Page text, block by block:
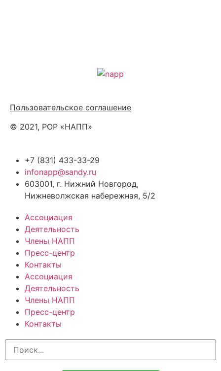
Пользовательское соглашение
© 2021, РОР «НАПП»
+7 (831) 433-33-29
infonapp@sandy.ru
603001, г. Нижний Новгород,
Нижневолжская набережная, 5/2
Ассоциация
Деятельность
Члены НАПП
Пресс-центр
Контакты
Ассоциация
Деятельность
Члены НАПП
Пресс-центр
Контакты